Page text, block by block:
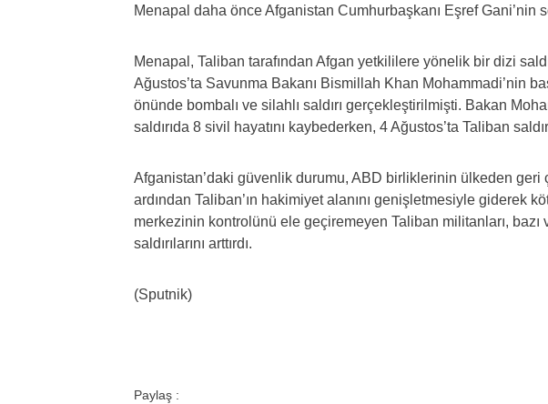
Menapal daha önce Afganistan Cumhurbaşkanı Eşref Gani’nin
Menapal, Taliban tarafından Afgan yetkililere yönelik bir dizi
Ağustos’ta Savunma Bakanı Bismillah Khan Mohammadi’nin
önünde bombalı ve silahlı saldırı gerçekleştirilmişti. Bakan
saldırıda 8 sivil hayatını kaybederken, 4 Ağustos’ta Taliban
Afganistan’daki güvenlik durumu, ABD birliklerinin ülkeden geri
ardından Taliban’ın hakimiyet alanını genişletmesiyle giderek
merkezinin kontrolünü ele geçiremeyen Taliban militanları,
saldırılarını arttırdı.
(Sputnik)
Paylaş :